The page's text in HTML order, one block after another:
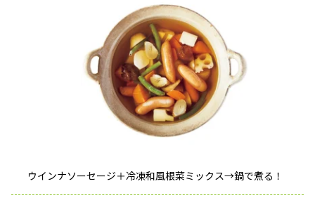
ウインナソーセージ＋冷凍和風根菜ミックス→鍋で煮る！